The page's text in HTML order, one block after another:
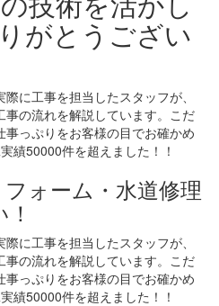
に工事を担当したスタッフが、
の流れを解説しています。こだ
っぷりをお客様の目でお確かめ
績50000件を超えました！！
ォーム・水道修理
に工事を担当したスタッフが、
の流れを解説しています。こだ
っぷりをお客様の目でお確かめ
績50000件を超えました！！